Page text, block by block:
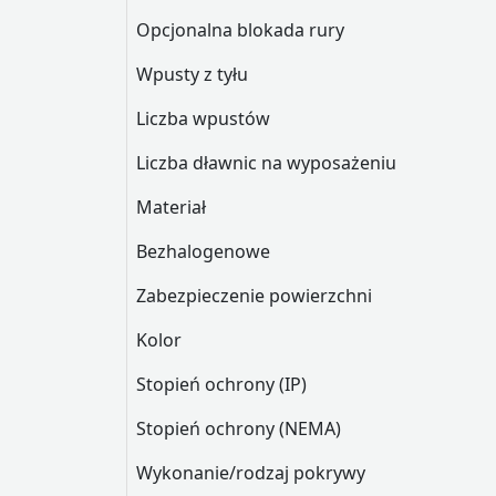
Opcjonalna blokada rury
Wpusty z tyłu
Liczba wpustów
Liczba dławnic na wyposażeniu
Materiał
Bezhalogenowe
Zabezpieczenie powierzchni
Kolor
Stopień ochrony (IP)
Stopień ochrony (NEMA)
Wykonanie/rodzaj pokrywy